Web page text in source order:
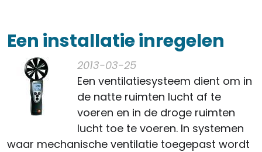
Een installatie inregelen
2013-03-25
Een ventilatiesysteem dient om in
de natte ruimten lucht af te
voeren en in de droge ruimten
lucht toe te voeren. In systemen
waar mechanische ventilatie toegepast wordt